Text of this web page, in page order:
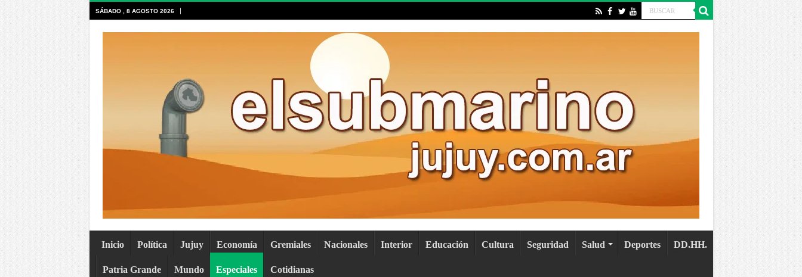
SÁBADO , 8 AGOSTO 2026
Inicio Política Jujuy Economía Gremiales Nacionales Interior Educación Cultura Seguridad Salud Deportes DD.HH.
Patria Grande Mundo Especiales Cotidianas